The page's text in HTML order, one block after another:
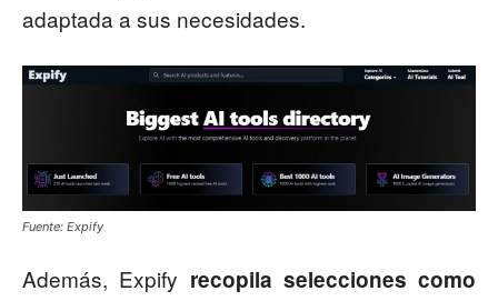
adaptada a sus necesidades.
Fuente: Expify
Además, Expify recopila selecciones como